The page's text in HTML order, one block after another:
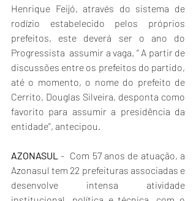
Henrique Feijó, através do sistema de
rodízio estabelecido pelos próprios
prefeitos, este deverá ser o ano do
Progressista  assumir a vaga. “ A partir de
discussões entre os prefeitos do partido,
até o momento, o nome do prefeito de
Cerrito, Douglas Silveira, desponta como
favorito para assumir a presidência da
entidade”, antecipou.
AZONASUL -  Com 57 anos de atuação, a
Azonasul tem 22 prefeituras associadas e
desenvolve intensa atividade